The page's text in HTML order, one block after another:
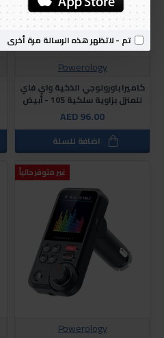
تم - لاتظهر هذه الرسالة مرة أخرى
Powerology
كاميرا باورولوجي الذكية واي فاي
للمنزل بزاوية سلكية 105 - أبيض
AED 96.00
اضافة للسلة
غير متوفر حالياً
Powerology